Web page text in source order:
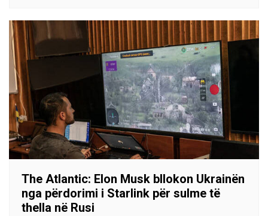
The Atlantic: Elon Musk bllokon Ukrainën
nga përdorimi i Starlink për sulme të
thella në Rusi